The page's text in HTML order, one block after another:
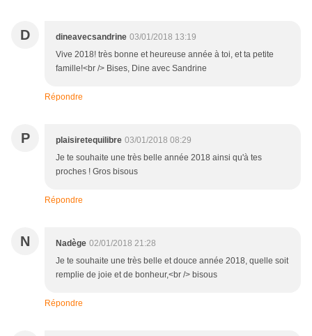
D dineavecsandrine 03/01/2018 13:19
Vive 2018! très bonne et heureuse année à toi, et ta petite
famille!<br /> Bises, Dine avec Sandrine
Répondre
P plaisiretequilibre 03/01/2018 08:29
Je te souhaite une très belle année 2018 ainsi qu'à tes
proches ! Gros bisous
Répondre
N Nadège 02/01/2018 21:28
Je te souhaite une très belle et douce année 2018, quelle soit
remplie de joie et de bonheur,<br /> bisous
Répondre